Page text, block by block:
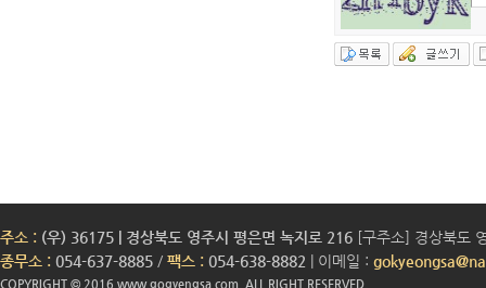
주소 : (우) 36175 | 경상북도 영주시 평은면 녹지로 216 [구주소] 경상북도
종무소 : 054-637-8885 / 팩스 : 054-638-8882 | 이메일 :
COPYRIGHT © 2016 www.gogyengsa.com. ALL RIGHT RESERVED.